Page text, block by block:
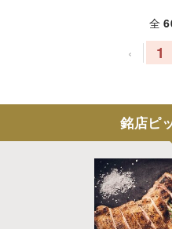
全
‹ 1
銘店ピ